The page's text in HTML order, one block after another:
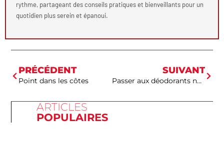
rythme, partageant des conseils pratiques et bienveillants pour un
quotidien plus serein et épanoui.
PRÉCÉDENT
Point dans les côtes
SUIVANT
Passer aux déodorants naturels : quels sont les bienfaits pour votre santé et l’environnement ?
ARTICLES
POPULAIRES